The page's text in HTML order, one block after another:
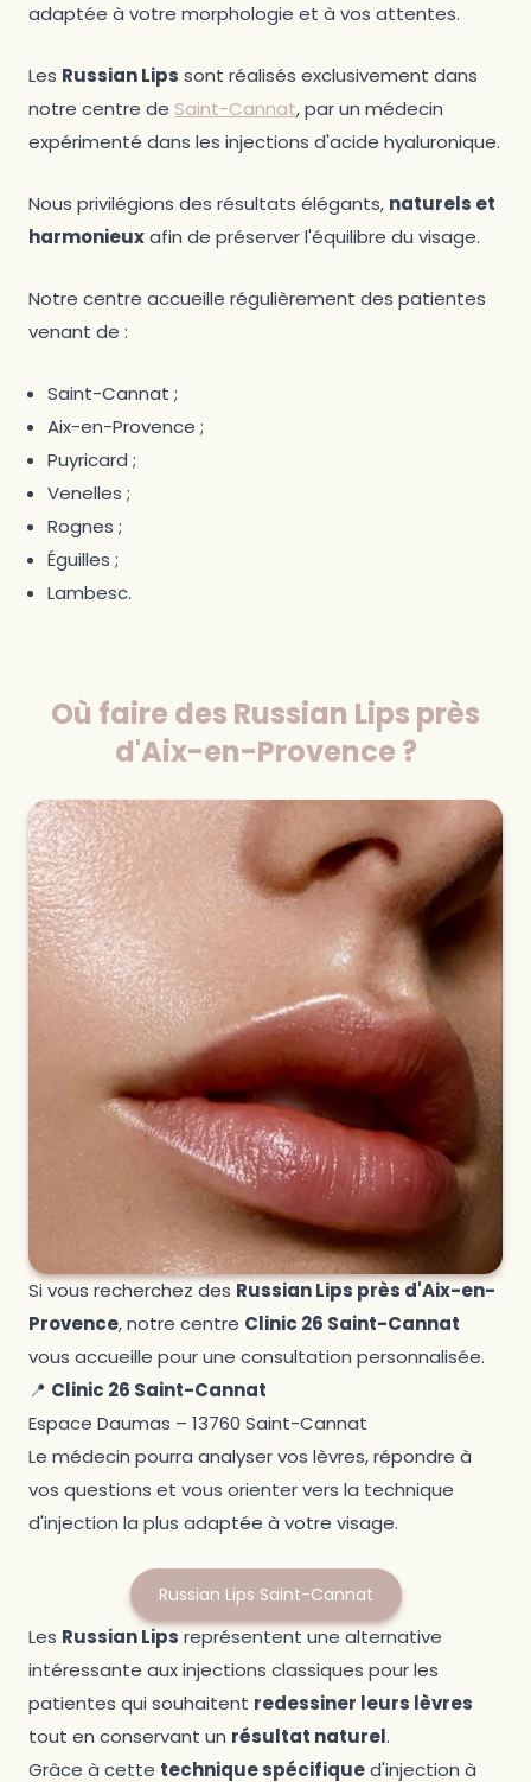
adaptée à votre morphologie et à vos attentes.
Les Russian Lips sont réalisés exclusivement dans
notre centre de Saint-Cannat, par un médecin
expérimenté dans les injections d'acide hyaluronique.
Nous privilégions des résultats élégants, naturels et
harmonieuxafin de préserver l'équilibre du visage.
Notre centre accueille régulièrement des patientes
venant de :
Saint-Cannat ;
Aix-en-Provence ;
Puyricard ;
Venelles ;
Rognes ;
Éguilles ;
Lambesc.
Où faire des Russian Lips près
d'Aix-en-Provence ?
Si vous recherchez des Russian Lips près d'Aix-en-
Provence, notre centre Clinic 26 Saint-Cannat
vous accueille pour une consultation personnalisée.
📍 Clinic 26 Saint-Cannat
Espace Daumas – 13760 Saint-Cannat
Le médecin pourra analyser vos lèvres, répondre à
vos questions et vous orienter vers la technique
d'injection la plus adaptée à votre visage.
Russian Lips Saint-Cannat
Les Russian Lips représentent une alternative
intéressante aux injections classiques pour les
patientes qui souhaitent redessiner leurs lèvres
tout en conservant un résultat naturel.
Grâce à cette technique spécifiqued'injection à